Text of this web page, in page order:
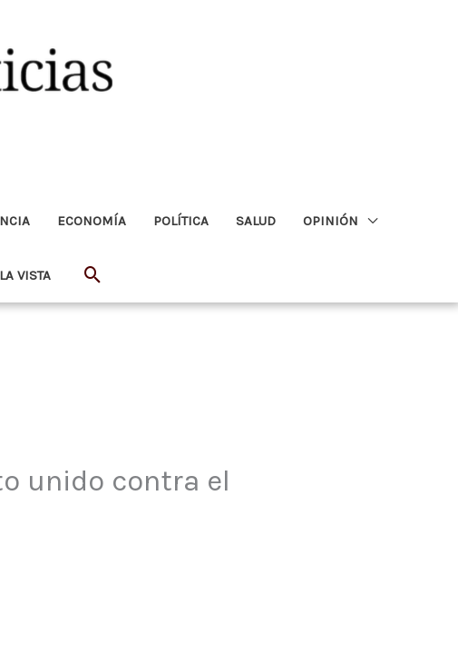
ECONOMÍA POLÍTICA SALUD OPINIÓN
VISTA Buscar
unido contra el